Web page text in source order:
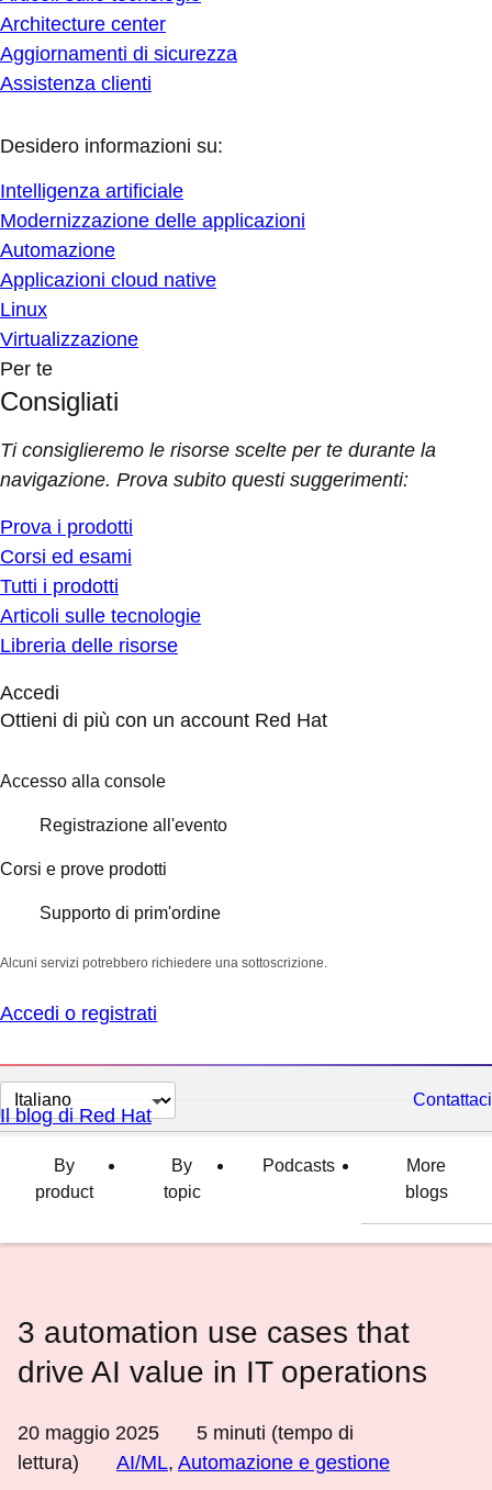
Architecture center
Aggiornamenti di sicurezza
Assistenza clienti
Desidero informazioni su:
Intelligenza artificiale
Modernizzazione delle applicazioni
Automazione
Applicazioni cloud native
Linux
Virtualizzazione
Per te
Consigliati
Ti consiglieremo le risorse scelte per te durante la
navigazione. Prova subito questi suggerimenti:
Prova i prodotti
Corsi ed esami
Tutti i prodotti
Articoli sulle tecnologie
Libreria delle risorse
Accedi
Ottieni di più con un account Red Hat
Accesso alla console
Registrazione all'evento
Corsi e prove prodotti
Supporto di prim'ordine
Alcuni servizi potrebbero richiedere una sottoscrizione.
Accedi o registrati
Cambia
lingua
Contattaci
Il blog di Red Hat
By
product
By
topic
Podcasts
More
blogs
3 automation use cases that
drive AI value in IT operations
20 maggio 2025 5 minuti (tempo di
lettura)
AI/ML, Automazione e gestione